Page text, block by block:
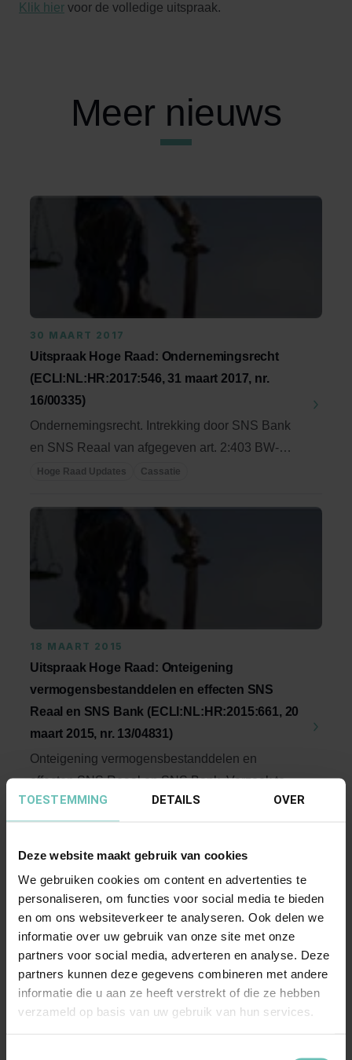
TOESTEMMING DETAILS OVER
Deze website maakt gebruik van cookies
We gebruiken cookies om content en advertenties te
personaliseren, om functies voor social media te bieden
en om ons websiteverkeer te analyseren. Ook delen we
informatie over uw gebruik van onze site met onze
partners voor social media, adverteren en analyse. Deze
partners kunnen deze gegevens combineren met andere
informatie die u aan ze heeft verstrekt of die ze hebben
verzameld op basis van uw gebruik van hun services.
Klik hier voor de volledige uitspraak.
Meer nieuws
30 MAART 2017
Uitspraak Hoge Raad: Ondernemingsrecht
(ECLI:NL:HR:2017:546, 31 maart 2017, nr.
16/00335)
Ondernemingsrecht. Intrekking door SNS Bank
en SNS Reaal van afgegeven art. 2:403 BW-
verklaringen; ...
Hoge Raad Updates Cassatie
18 MAART 2015
Uitspraak Hoge Raad: Onteigening
vermogensbestanddelen en effecten SNS
Reaal en SNS Bank (ECLI:NL:HR:2015:661, 20
maart 2015, nr. 13/04831)
Onteigening vermogensbestanddelen en
effecten SNS Reaal en SNS Bank. Verzoek tot
vaststelling ...
Hoge Raad Updates Cassatie
03 NOVEMBER 2016
Uitspraak Hoge Raad: Enquêterecht
(ECLI:NL:HR:2016:2456, 4 november 2016, nr.